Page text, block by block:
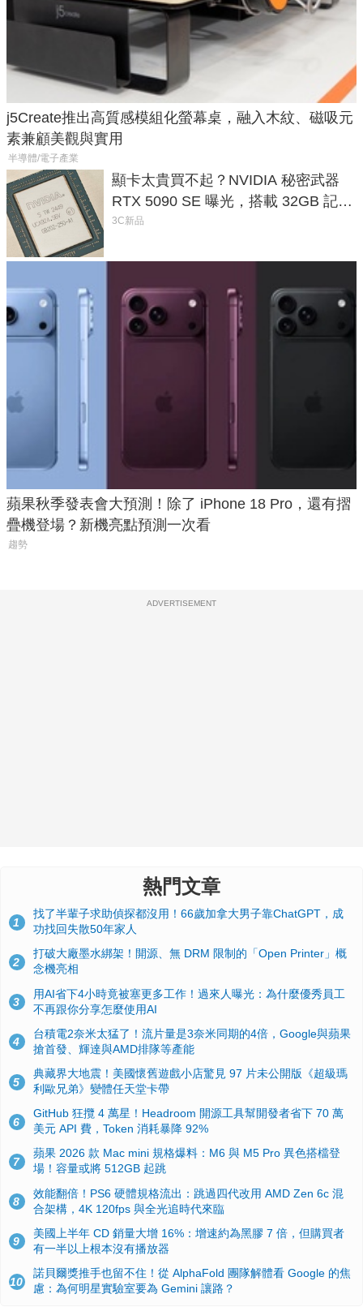
j5Create推出高質感模組化螢幕桌，融入木紋、磁吸元
素兼顧美觀與實用
半導體/電子產業
顯卡太貴買不起？NVIDIA 秘密武器
RTX 5090 SE 曝光，搭載 32GB 記憶
體
3C新品
蘋果秋季發表會大預測！除了 iPhone 18 Pro，還有摺
疊機登場？新機亮點預測一次看
趨勢
ADVERTISEMENT
熱門文章
1
找了半輩子求助偵探都沒用！66歲加拿大男子靠ChatGPT，成
功找回失散50年家人
2
打破大廠墨水綁架！開源、無 DRM 限制的「Open Printer」概
念機亮相
3
用AI省下4小時竟被塞更多工作！過來人曝光：為什麼優秀員工
不再跟你分享怎麼使用AI
4
台積電2奈米太猛了！流片量是3奈米同期的4倍，Google與蘋果
搶首發、輝達與AMD排隊等產能
5
典藏界大地震！美國懷舊遊戲小店驚見 97 片未公開版《超級瑪
利歐兄弟》變體任天堂卡帶
6
GitHub 狂攬 4 萬星！Headroom 開源工具幫開發者省下 70 萬
美元 API 費，Token 消耗暴降 92%
7
蘋果 2026 款 Mac mini 規格爆料：M6 與 M5 Pro 異色搭檔登
場！容量或將 512GB 起跳
8
效能翻倍！PS6 硬體規格流出：跳過四代改用 AMD Zen 6c 混
合架構，4K 120fps 與全光追時代來臨
9
美國上半年 CD 銷量大增 16%：增速約為黑膠 7 倍，但購買者
有一半以上根本沒有播放器
10
諾貝爾獎推手也留不住！從 AlphaFold 團隊解體看 Google 的焦
慮：為何明星實驗室要為 Gemini 讓路？